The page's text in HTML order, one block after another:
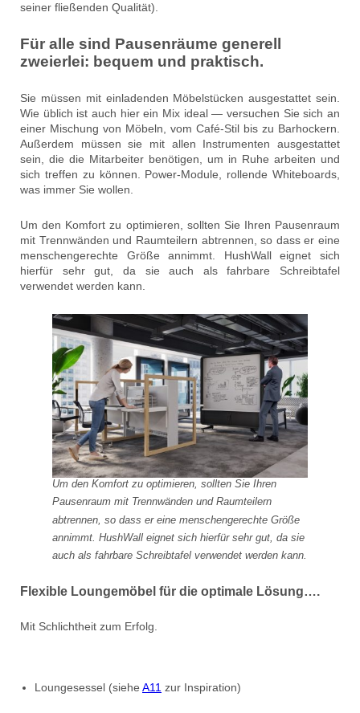
seiner fließenden Qualität).
Für alle sind Pausenräume generell
zweierlei: bequem und praktisch.
Sie müssen mit einladenden Möbelstücken ausgestattet sein.
Wie üblich ist auch hier ein Mix ideal — versuchen Sie sich an
einer Mischung von Möbeln, vom Café-Stil bis zu Barhockern.
Außerdem müssen sie mit allen Instrumenten ausgestattet
sein, die die Mitarbeiter benötigen, um in Ruhe arbeiten und
sich treffen zu können. Power-Module, rollende Whiteboards,
was immer Sie wollen.
Um den Komfort zu optimieren, sollten Sie Ihren Pausenraum
mit Trennwänden und Raumteilern abtrennen, so dass er eine
menschengerechte Größe annimmt. HushWall eignet sich
hierfür sehr gut, da sie auch als fahrbare Schreibtafel
verwendet werden kann.
Um den Komfort zu optimieren, sollten Sie Ihren
Pausenraum mit Trennwänden und Raumteilern
abtrennen, so dass er eine menschengerechte Größe
annimmt. HushWall eignet sich hierfür sehr gut, da sie
auch als fahrbare Schreibtafel verwendet werden kann.
Flexible Loungemöbel für die optimale Lösung….
Mit Schlichtheit zum Erfolg.
Loungesessel (siehe A11 zur Inspiration)